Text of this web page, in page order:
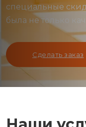
специальные
была не только
Сделать заказ